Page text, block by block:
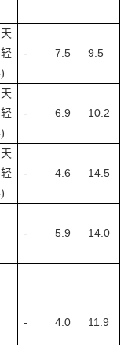
轻
)
- 7.5 9.5
轻
)
- 6.9 10.2
轻
)
- 4.6 14.5
- 5.9 14.0
- 4.0 11.9